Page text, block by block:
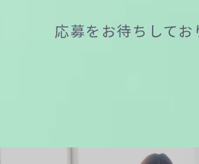
応募をお待ちしてお